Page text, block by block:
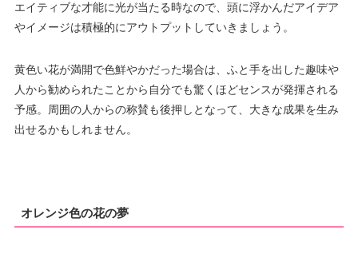
エイティブな才能に光が当たる時なので、頭に浮かんだアイデア
やイメージは積極的にアウトプットしていきましょう。
黄色い花が満開で色鮮やかだった場合は、ふと手を出した趣味や
人から勧められたことから自分でも驚くほどセンスが発揮される
予感。周囲の人からの称賛も後押しとなって、大きな成果を生み
出せるかもしれません。
オレンジ色の花の夢